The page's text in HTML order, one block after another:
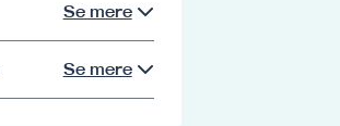
Se mere
Se mere